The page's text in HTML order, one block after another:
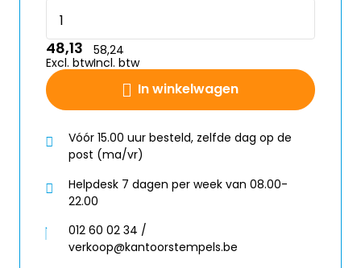
In winkelwagen
48,13
Excl. btw
58,24
Incl. btw
Vóór 15.00 uur besteld, zelfde dag op de
post (ma/vr)
Helpdesk 7 dagen per week van 08.00-
22.00
012 60 02 34 /
verkoop@kantoorstempels.be